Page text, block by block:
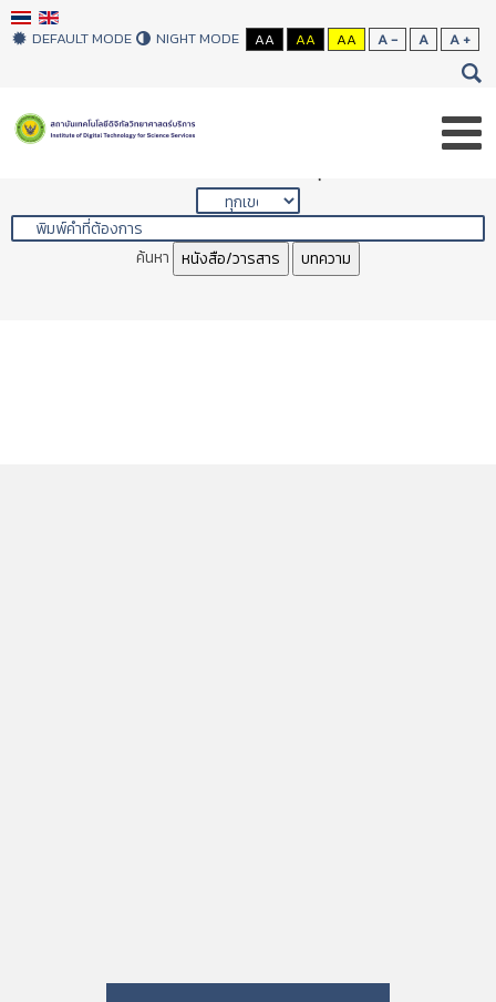
DEFAULT MODE NIGHT MODE AA AA AA A - A A +
ค้นหา หนังสือ/วารสาร บทความ